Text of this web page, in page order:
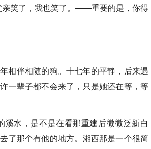
亲笑了，我也笑了。——重要的是，你得
相伴相随的狗。十七年的平静，后来遇
一辈子都不会来了，只是她还在等，等
水，是不是在看那重建后微微泛新白
了那个有他的地方。湘西那是一个很简